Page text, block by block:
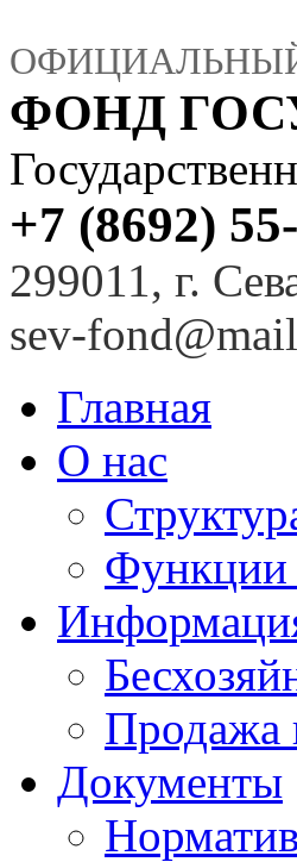
ФОНД
+7 (8692)
299011, г.
sev-
Главная
О нас
Функции
Продажа
Документы